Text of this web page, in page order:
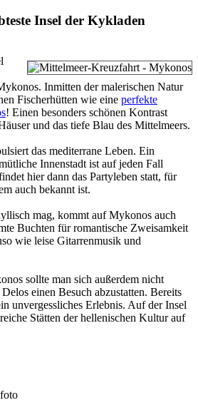
Insel der Kykladen
Inmitten der malerischen Natur
Fischerhütten wie eine perfekte
! Einen besonders schönen Kontrast
und das tiefe Blau des Mittelmeers.
das mediterrane Leben. Ein
Innenstadt ist auf jeden Fall
hier dann das Partyleben statt, für
auch bekannt ist.
mag, kommt auf Mykonos auch
Buchten für romantische Zweisamkeit
wie leise Gitarrenmusik und
sollte man sich außerdem nicht
einen Besuch abzustatten. Bereits
unvergessliches Erlebnis. Auf der Insel
Stätten der hellenischen Kultur auf